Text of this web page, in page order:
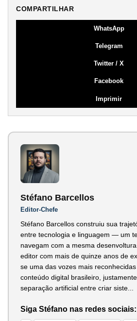
COMPARTILHAR
WhatsApp
Telegram
Twitter / X
Facebook
Imprimir
Stéfano Barcellos
Editor-Chefe
Stéfano Barcellos construiu sua
entre tecnologia e linguagem — um
navegam com a mesma
editor com mais de quinze anos de
se uma das vozes mais
conteúdo digital brasileiro,
separação artificial entre criar siste...
Siga Stéfano nas redes sociais: